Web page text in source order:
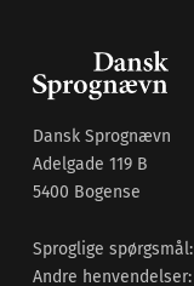
Dansk Sprognævn
Adelgade 119 B
5400 Bogense
Sproglige spørgsmål:
Andre henvendelser: